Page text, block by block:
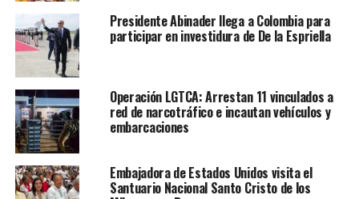
Presidente Abinader llega a Colombia para
participar en investidura de De la Espriella
Operación LGTCA: Arrestan 11 vinculados a
red de narcotráfico e incautan vehículos y
embarcaciones
Embajadora de Estados Unidos visita el
Santuario Nacional Santo Cristo de los